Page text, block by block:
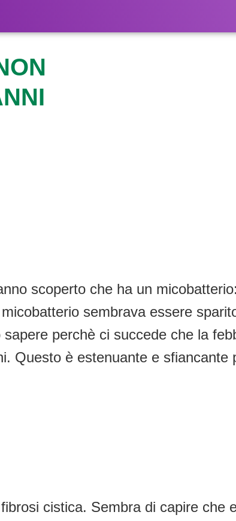
scoperto che ha un
sembrava essere
perchè ci succede che la
Questo è estenuante e sfiancante
cistica. Sembra di capire che